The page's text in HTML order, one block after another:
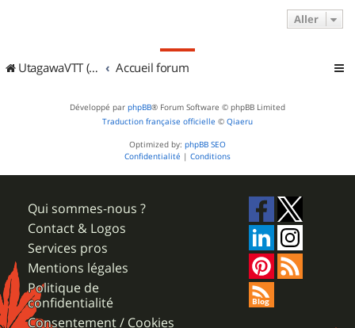
Aller
UtagawaVTT (Randos VTT et VTTAE avec traces GPS) Accueil forum
Développé par phpBB® Forum Software © phpBB Limited
Traduction française officielle © Qiaeru
Optimized by: phpBB SEO
Confidentialité | Conditions
Qui sommes-nous ?
Contact & Logos
Services pros
Mentions légales
Politique de
confidentialité
Consentement / Cookies